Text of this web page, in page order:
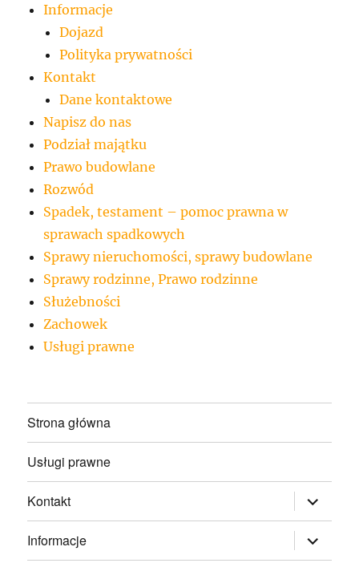
Informacje
Dojazd
Polityka prywatności
Kontakt
Dane kontaktowe
Napisz do nas
Podział majątku
Prawo budowlane
Rozwód
Spadek, testament – pomoc prawna w
sprawach spadkowych
Sprawy nieruchomości, sprawy budowlane
Sprawy rodzinne, Prawo rodzinne
Służebności
Zachowek
Usługi prawne
Strona główna
Usługi prawne
Kontakt rozwiń
menu
potomne
Informacje
rozwiń
menu